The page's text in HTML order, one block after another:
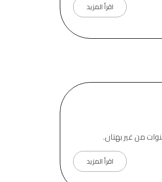
اقرأ المزيد
من غير بهتان.
اقرأ المزيد